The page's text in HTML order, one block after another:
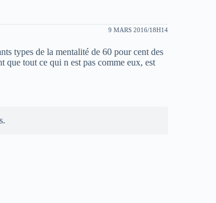
9 MARS 2016/18H14
types de la mentalité de 60 pour cent des
que tout ce qui n est pas comme eux, est